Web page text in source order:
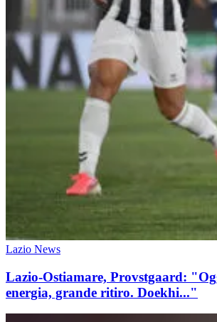
Lazio News
Lazio-Ostiamare, Provstgaard:
energia, grande ritiro. Doekhi..."